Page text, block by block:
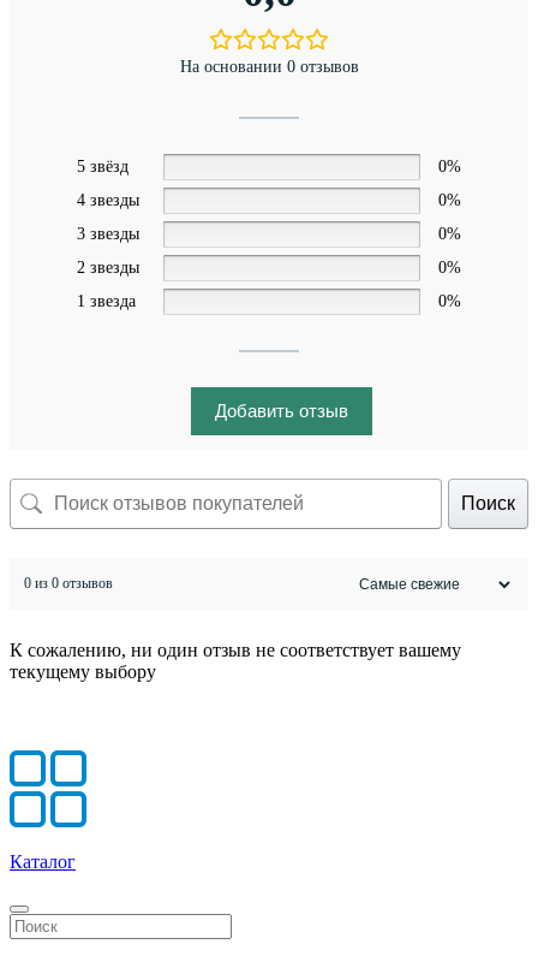
На основании 0 отзывов
5 звёзд
0%
4 звезды
0%
3 звезды
0%
2 звезды
0%
1 звезда
0%
Добавить отзыв
Поиск
0 из 0 отзывов
К сожалению, ни один отзыв не соответствует вашему
текущему выбору
Каталог